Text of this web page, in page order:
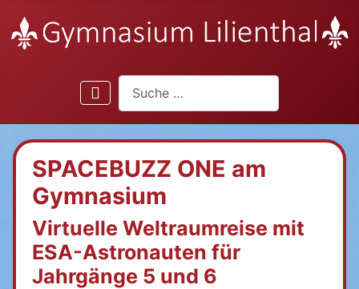
Suchen
SPACEBUZZ ONE am
Gymnasium
Virtuelle Weltraumreise mit
ESA-Astronauten für
Jahrgänge 5 und 6